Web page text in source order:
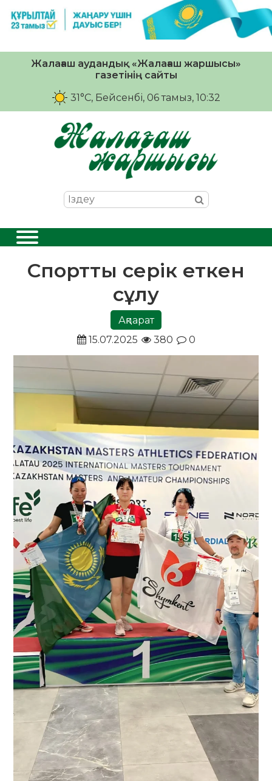
Жалағаш аудандық «Жалағаш жаршысы»
газетінің сайты
31°C, Бейсенбі, 06 тамыз, 10:32
Спортты серік еткен
сұлу
Ақпарат
15.07.2025
380 0